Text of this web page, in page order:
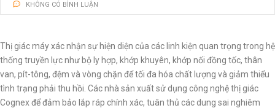
KHÔNG CÓ BÌNH LUẬN
Thị giác máy xác nhận sự hiện diện của các linh kiện quan trọng trong hệ
thống truyền lực như bộ ly hợp, khớp khuyên, khớp nối đồng tốc, thân
van, pít-tông, đệm và vòng chặn để tối đa hóa chất lượng và giảm thiểu
tình trạng phải thu hồi. Các nhà sản xuất sử dụng công nghệ thị giác
Cognex để đảm bảo lắp ráp chính xác, tuân thủ các dung sai nghiêm